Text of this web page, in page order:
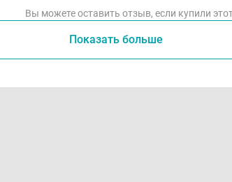
Вы можете оставить отзыв, если купили
Показать больше